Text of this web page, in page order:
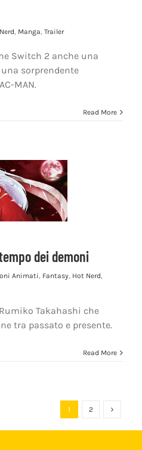
, Manga, Trailer
Switch 2 anche una
sorprendente
MAN.
Read More
dei demoni
Animati, Fantasy, Hot Nerd,
Takahashi che
tra passato e presente.
Read More
1 2